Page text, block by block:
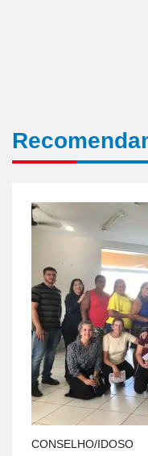
CONSELHO/IDOSO